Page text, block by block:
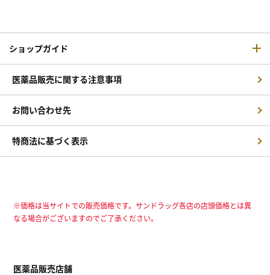
ショップガイド
医薬品販売に関する注意事項
お問い合わせ先
特商法に基づく表示
※価格は当サイトでの販売価格です。サンドラッグ各店の店頭価格とは異
なる場合がございますのでご了承ください。
医薬品販売店舗